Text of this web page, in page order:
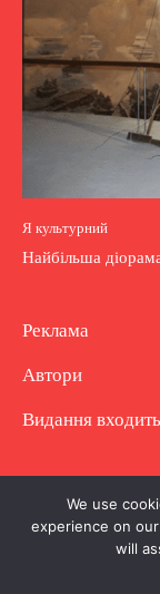
Я культурний
Найбільша
Реклама
Автори
Видання
Copyright ©
заборонено.
We use
experience on
will